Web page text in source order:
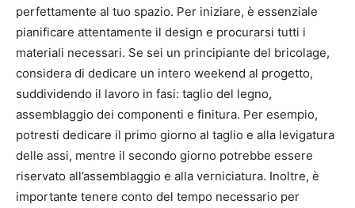
perfettamente al tuo spazio. Per iniziare, è essenziale
pianificare attentamente il design e procurarsi tutti i
materiali necessari. Se sei un principiante del bricolage,
considera di dedicare un intero weekend al progetto,
suddividendo il lavoro in fasi: taglio del legno,
assemblaggio dei componenti e finitura. Per esempio,
potresti dedicare il primo giorno al taglio e alla levigatura
delle assi, mentre il secondo giorno potrebbe essere
riservato all’assemblaggio e alla verniciatura. Inoltre, è
importante tenere conto del tempo necessario per